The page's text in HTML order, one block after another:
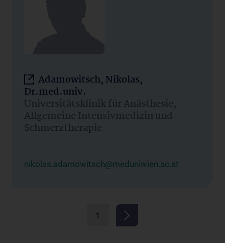
Adamowitsch, Nikolas,
Dr.med.univ.
Universitätsklinik für Anästhesie,
Allgemeine Intensivmedizin und
Schmerztherapie
nikolas.adamowitsch@meduniwien.ac.at
1